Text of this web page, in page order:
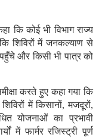
कि कोई भी विभाग राज्य
शिविरों में जनकल्याण से
और किसी भी पात्र को
करते हुए कहा गया कि
में किसानों, मजदूरों,
योजनाओं का प्रभावी
में फार्मर रजिस्ट्री पूर्ण